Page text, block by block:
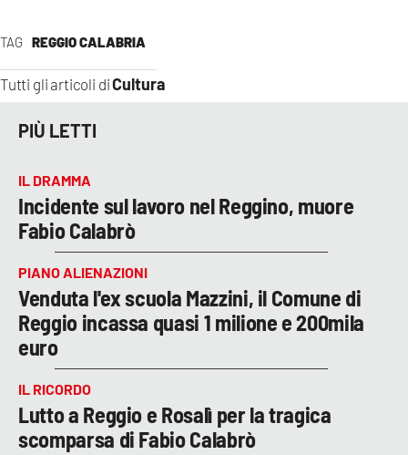
TAG REGGIO CALABRIA
Tutti gli articoli diCultura
PIÙ LETTI
IL DRAMMA
Incidente sul lavoro nel Reggino, muore
Fabio Calabrò
PIANO ALIENAZIONI
Venduta l'ex scuola Mazzini, il Comune di
Reggio incassa quasi 1 milione e 200mila
euro
IL RICORDO
Lutto a Reggio e Rosalì per la tragica
scomparsa di Fabio Calabrò